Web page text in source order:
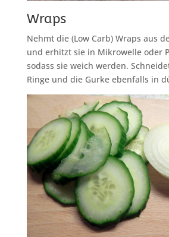
Wraps
Nehmt die (Low Carb) Wraps aus
und erhitzt sie in Mikrowelle oder
sodass sie weich werden.
Ringe und die Gurke ebenfalls in